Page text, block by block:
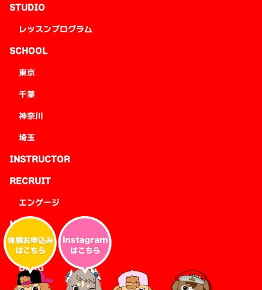
STUDIO
レッスンプログラム
SCHOOL
東京
千葉
神奈川
埼玉
INSTRUCTOR
RECRUIT
エンゲージ
NEWS
EVENT
BLOG